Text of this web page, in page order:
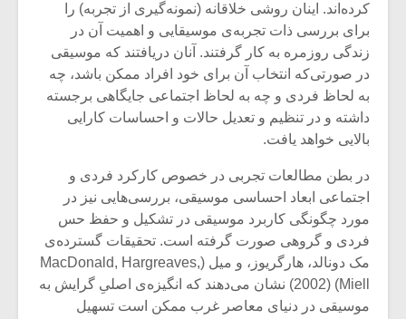
کرده‌اند. اینان روشی خلاقانه (نمونه‌گیری از تجربه) را
برای بررسی ذات تجربه‌ی موسیقایی و اهمیت آن در
زندگی روزمره به کار گرفتند. آنان دریافتند که موسیقی
در صورتی‌که انتخاب آن برای خود افراد ممکن باشد، چه
به لحاظ فردی و چه به لحاظ اجتماعی جایگاهی برجسته
داشته و در تنظیم و تعدیل حالات و احساسات کارایی
بالایی خواهد یافت.
در بطن مطالعات تجربی در خصوص کارکرد فردی و
اجتماعی ابعاد احساسی موسیقی، بررسی‌هایی نیز در
مورد چگونگی کاربرد موسیقی در تشکیل و حفظ حس
فردی و گروهی صورت گرفته است. تحقیقات گسترده‌ی
مک دونالد، هارگریوز، و میل (MacDonald, Hargreaves,
Miell) (2002) نشان می‌دهند که انگیزه‌ی اصلیِ گرایش به
موسیقی در دنیای معاصر غرب ممکن است تسهیل
یادداشتی بر موسیقی
متن فیلم «متری
شیش و نیم»
اگر نمی توانی
موسیقی
برگزار